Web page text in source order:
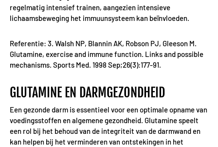
regelmatig intensief trainen, aangezien intensieve
lichaamsbeweging het immuunsysteem kan beïnvloeden.
Referentie: 3. Walsh NP, Blannin AK, Robson PJ, Gleeson M.
Glutamine, exercise and immune function. Links and possible
mechanisms. Sports Med. 1998 Sep;26(3):177-91.
GLUTAMINE EN DARMGEZONDHEID
Een gezonde darm is essentieel voor een optimale opname van
voedingsstoffen en algemene gezondheid. Glutamine speelt
een rol bij het behoud van de integriteit van de darmwand en
kan helpen bij het verminderen van ontstekingen in het